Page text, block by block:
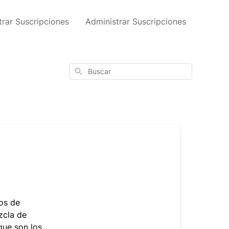
Suscripciones Administrar Suscripciones
Buscar
de
de
son los